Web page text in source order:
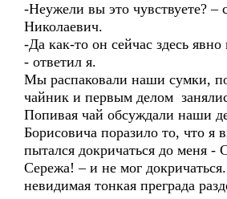
-Неужели вы это чувствуете? –
Николаевич.
-Да как-то он сейчас здесь явно
- ответил я.
Мы распаковали наши сумки,
чайник и первым делом
Попивая чай обсуждали наши
Борисовича поразило то, что я
пытался докричаться до меня -
Сережа! – и не мог
невидимая тонкая преграда